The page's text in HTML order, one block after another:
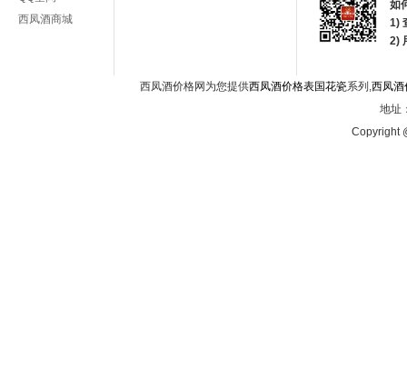
西凤酒商城
如
1)
2)
西凤酒价格网为您提供西凤酒价格表国花瓷系列,西凤酒
地址
Copyright